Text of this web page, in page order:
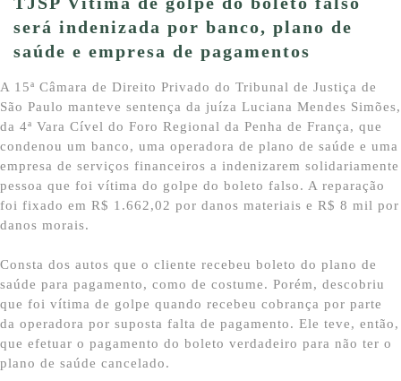
será indenizada por banco, plano de
saúde e empresa de pagamentos
A 15ª Câmara de Direito Privado do Tribunal de Justiça de
São Paulo manteve sentença da juíza Luciana Mendes Simões,
da 4ª Vara Cível do Foro Regional da Penha de França, que
condenou um banco, uma operadora de plano de saúde e uma
empresa de serviços financeiros a indenizarem solidariamente
pessoa que foi vítima do golpe do boleto falso. A reparação
foi fixado em R$ 1.662,02 por danos materiais e R$ 8 mil por
danos morais.
Consta dos autos que o cliente recebeu boleto do plano de
saúde para pagamento, como de costume. Porém, descobriu
que foi vítima de golpe quando recebeu cobrança por parte
da operadora por suposta falta de pagamento. Ele teve, então,
que efetuar o pagamento do boleto verdadeiro para não ter o
plano de saúde cancelado.